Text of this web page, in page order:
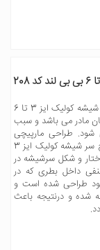
تکنولوژی خاص به کار رفته در سر شیشه کولیک ایز 3 تا 6
مادر می باشد و سبب
شود. طراحی مارپیچی
منحصر به فرد و گلبرگ های سطح سر شیشه کولیک ایز 3
و شکل سرشیشه در
داخل بطری که در
طراحی شده است و
شده و درنتیجه باعث